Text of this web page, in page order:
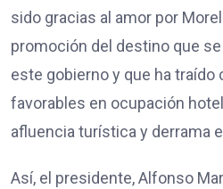
sido gracias al amor por
promoción del destino que
este gobierno y que ha
favorables en ocupación
afluencia turística y derrama
Así, el presidente, Alfonso